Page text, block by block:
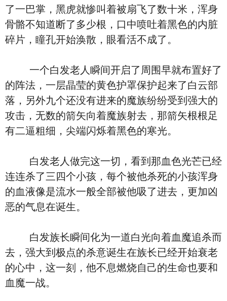
了一巴掌，黑虎就惨叫着被扇飞了数十米，浑身
骨骼不知道断了多少根，口中喷吐着黑色的内脏
碎片，瞳孔开始涣散，眼看活不成了。
一个白发老人瞬间开启了周围早就布置好了
的阵法，一层晶莹的黄色护罩保护起来了白云部
落，另外九个还没有进来的魔族纷纷受到强大的
攻击，无数的箭矢向着魔族射去，那箭矢根根足
有二逼粗细，尖端闪烁着黑色的寒光。
白发老人做完这一切，看到那血色光芒已经
连连杀了三四个小孩，每个被他杀死的小孩浑身
的血液像是流水一般全部被他吸了进去，更加凶
恶的气息在诞生。
白发族长瞬间化为一道白光向着血魔追杀而
去，强大到极点的杀意诞生在族长已经开始衰老
的心中，这一刻，他不息燃烧自己的生命也要和
血魔一战。